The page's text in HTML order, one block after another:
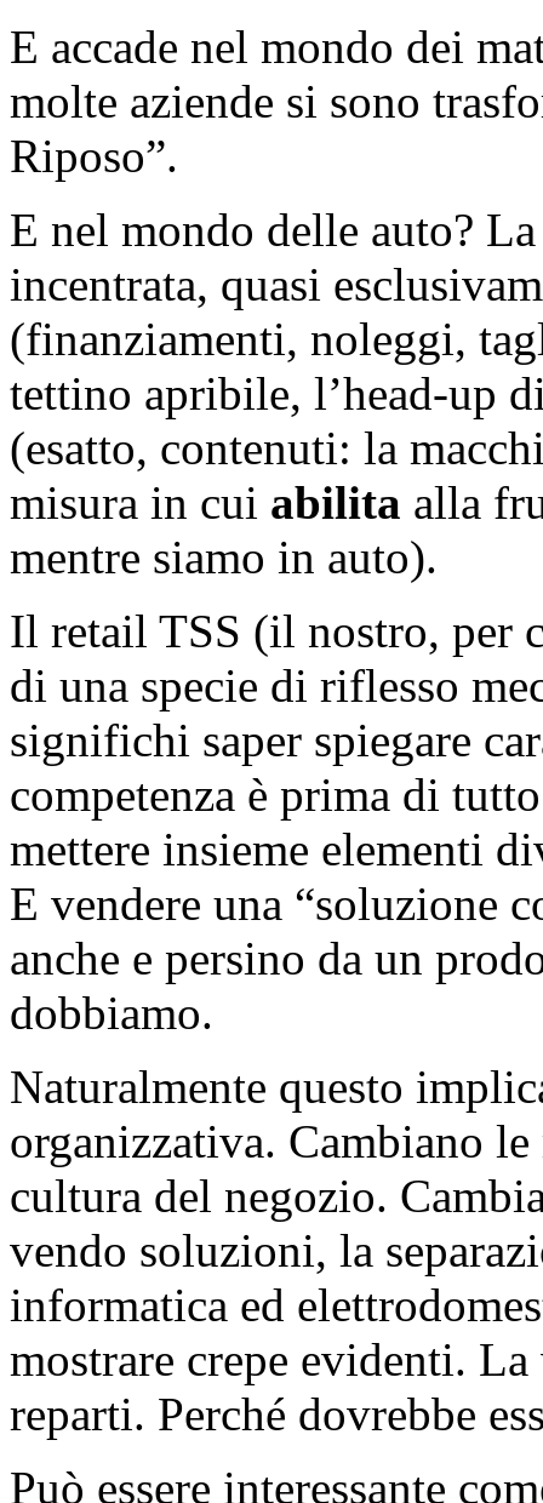
E accade nel mondo dei
molte aziende si sono
Riposo”.
E nel mondo delle auto?
incentrata, quasi
(finanziamenti, noleggi,
tettino apribile, l’head-up
(esatto, contenuti: la
misura in cui abilita alla
mentre siamo in auto).
Il retail TSS (il nostro, per
di una specie di riflesso
significhi saper spiegare
competenza è prima di
mettere insieme elementi
E vendere una “soluzione
anche e persino da un
dobbiamo.
Naturalmente questo
organizzativa. Cambiano
cultura del negozio.
vendo soluzioni, la
informatica ed
mostrare crepe evidenti.
reparti. Perché dovrebbe
Può essere interessante